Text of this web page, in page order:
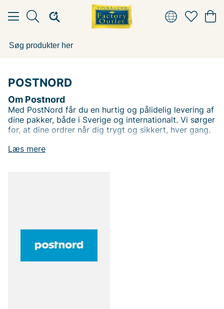
POSTNORD
Læs mere
Om Postnord
Med PostNord får du en hurtig og pålidelig levering af
dine pakker, både i Sverige og internationalt. Vi sørger
for, at dine ordrer når dig trygt og sikkert, hver gang.